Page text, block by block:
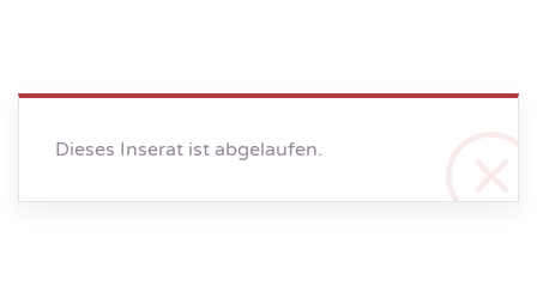
Dieses Inserat ist abgelaufen.